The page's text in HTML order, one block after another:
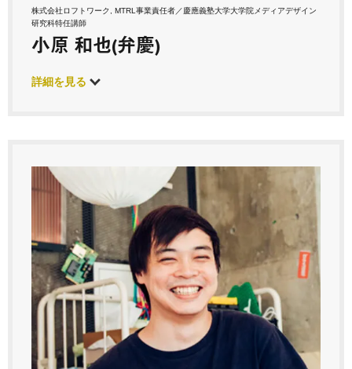
株式会社ロフトワーク, MTRL事業責任者／慶應義塾大学大学院メディアデザイン
研究科特任講師
小原 和也(弁慶)
詳細を見る